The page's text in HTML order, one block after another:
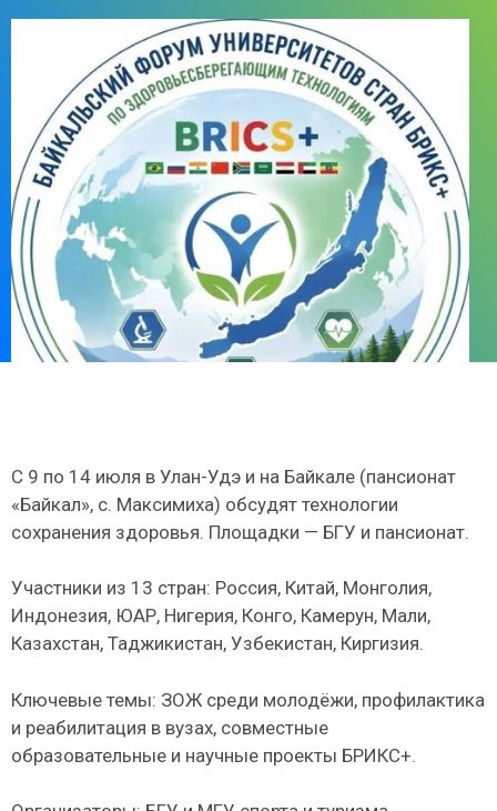
С 9 по 14 июля в Улан-Удэ и на Байкале (пансионат
«Байкал», с. Максимиха) обсудят технологии
сохранения здоровья. Площадки — БГУ и пансионат.
Участники из 13 стран: Россия, Китай, Монголия,
Индонезия, ЮАР, Нигерия, Конго, Камерун, Мали,
Казахстан, Таджикистан, Узбекистан, Киргизия.
Ключевые темы: ЗОЖ среди молодёжи, профилактика
и реабилитация в вузах, совместные
образовательные и научные проекты БРИКС+.